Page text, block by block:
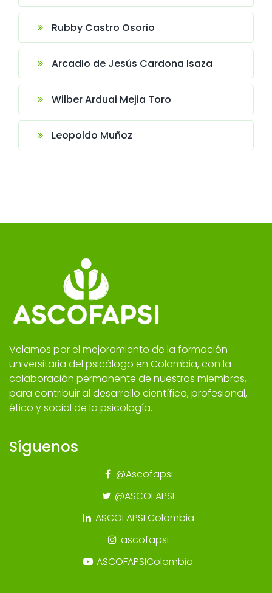
Rubby Castro Osorio
Arcadio de Jesús Cardona Isaza
Wilber Arduai Mejia Toro
Leopoldo Muñoz
Velamos por el mejoramiento de la formación
universitaria del psicólogo en Colombia, con la
colaboración permanente de nuestros miembros,
para contribuir al desarrollo científico, profesional,
ético y social de la psicología.
Síguenos
@Ascofapsi
@ASCOFAPSI
ASCOFAPSI Colombia
ascofapsi
ASCOFAPSIColombia